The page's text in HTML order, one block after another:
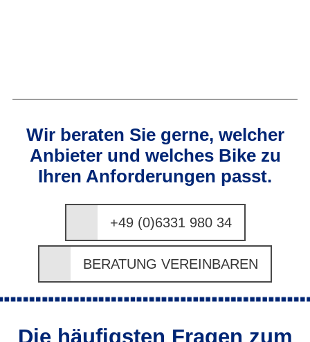
Wir beraten Sie gerne, welcher
Anbieter und welches Bike zu
Ihren Anforderungen passt.
+49 (0)6331 980 34
BERATUNG VEREINBAREN
Die häufigsten Fragen zum